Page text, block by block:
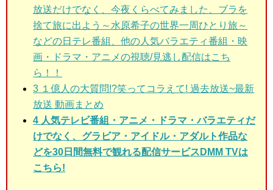
放送だけでなく、今夜くらべてみました、ブラを
捨て旅に出よう～水原希子の世界一周ひとり旅～
などの日テレ番組、他の人気バラエティ番組・映
画・ドラマ・アニメの視聴/見逃し配信はこち
ら！！
3 １億人の大質問!?笑ってコラえて! 過去放送~最新
放送 動画まとめ
4 人気テレビ番組・アニメ・ドラマ・バラエティだ
けでなく、グラビア・アイドル・アダルト作品な
どを30日間無料で観れる配信サービスDMM TVは
こちら!